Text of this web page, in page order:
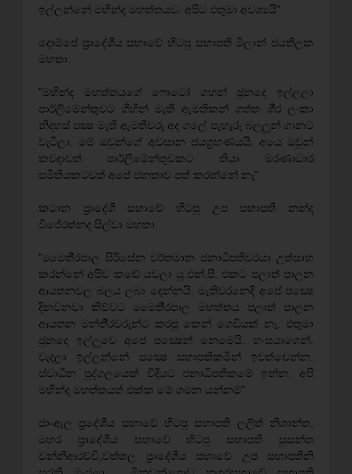
ඉල්ලන්නේ මහින්ද මහත්තයව. අපිට එතුමා අවශ්‍යයි”
දොම්පේ ප‍්‍රාදේශීය සභාවේ හිටපු සභාපති මිලාන් ජයතිලක
මහතා.
”මහින්ද මහත්තයගේ ෆොටෝ ගහන් ඡුනදෙ ඉල්ලලා
පාර්ලිමේන්තුවට ගිහින් මැති ඇමතිකන් ගත්ත ශී‍්‍ර ලංකා
නිදහස් පක්‍ෂ මැති ඇමතිවරු අද ගලේ පැහැරූ බලලූන් ගානට
වැටිලා. මේ ඔවුන්ගේ අවසාන ජයග‍්‍රහණයයි. අයෙ ඔවුන්
කවදාවත් පාර්ලිමේන්තුවකට තියා මරණාධාර
සමිතියකටවත් අපේ ජනතාව පත් කරන්නේ නෑ”
කටාන ප‍්‍රාදේශී සභාවේ හිටපු උප සභාපති නන්ද
විජේරත්නද සිල්වා මහතා.
”මෛතී‍්‍රපාල සිරිසේන වර්තමාන ජනාධිපතිවරයා උත්සාහ
කරන්නේ අපිව කඬේ යවලා යූ.එන්.පී. එකට පලාත් පාලන
ආයතනවල බලය ලබා දෙන්නයි. මැතිවරනෙදි අපේ පක්‍ෂෙ
දිනවනවා කිව්වට මෛතී‍්‍රපාල මහත්තය පලාත් පාලන
ආයතන මන්තී‍්‍රවරුන්ට කරපු කෙන් ගෙඩියක් නෑ. එතුමා
ඡුනදෙ ඉල්ලූවෙ අපේ පක්‍ෂෙන් නෙමෙයි. හංසයාගෙන්.
වැදලා ඉල්ලන්නේ පක්‍ෂෙ සභාපතිකමින් ඉවත්වෙන්න.
ස්වාධීන පුද්ගලයෙක් විදියට ජනාධිපතිකමේ ඉන්න. අපි
මහින්ද මහත්තයත් එක්ක මේ ගමන යන්නම්”
ජා-ඇල ප‍්‍රදේශීය සභාවේ හිටපු සභාපති ලලිත් නිශාන්ත,
මහර ප‍්‍රාදේශීය සභාවේ හිටපු සභාපති සුසන්ත
වන්නිආරච්චි,වත්තල ප‍්‍රාදේශීය සභාවේ උප සභාපතිනි